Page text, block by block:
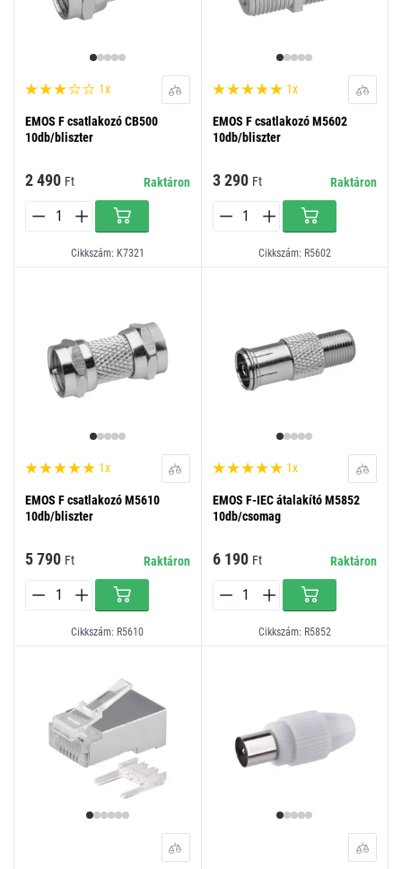
1x
EMOS F csatlakozó CB500
10db/bliszter
2 490 Ft Raktáron
Cikkszám: K7321
1x
EMOS F csatlakozó M5602
10db/bliszter
3 290 Ft Raktáron
Cikkszám: R5602
1x
EMOS F csatlakozó M5610
10db/bliszter
5 790 Ft Raktáron
Cikkszám: R5610
1x
EMOS F-IEC átalakító M5852
10db/csomag
6 190 Ft Raktáron
Cikkszám: R5852